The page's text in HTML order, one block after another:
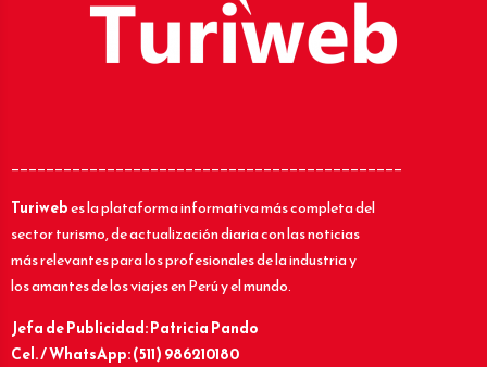
_____________________________________________
Turiwebes la plataforma informativa más completa del
sector turismo, de actualización diaria con las noticias
más relevantes para los profesionales de la industria y
los amantes de los viajes en Perú y el mundo.
Jefa de Publicidad: Patricia Pando
Cel. / WhatsApp: (511) 986210180